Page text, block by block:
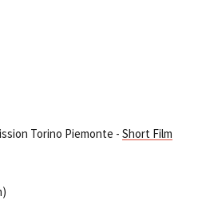
Torino Piemonte - Short Film